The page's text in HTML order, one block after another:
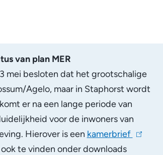
van plan MER
mei besloten dat het grootschalige
Agelo, maar in Staphorst wordt
er na een lange periode van
voor de inwoners van
Hierover is een kamerbrief
te vinden onder downloads